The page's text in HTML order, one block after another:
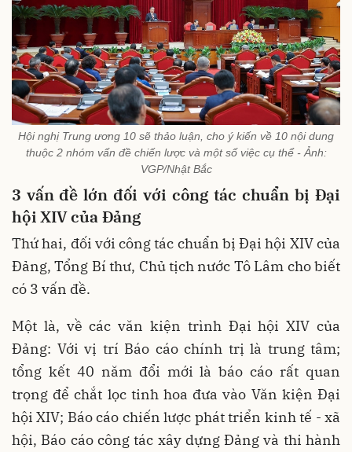
Hội nghị Trung ương 10 sẽ thảo luận, cho ý kiến về 10 nội dung
thuộc 2 nhóm vấn đề chiến lược và một số việc cụ thể - Ảnh:
VGP/Nhật Bắc
3 vấn đề lớn đối với công tác chuẩn bị Đại
hội XIV của Đảng
Thứ hai, đối với công tác chuẩn bị Đại hội XIV của
Đảng, Tổng Bí thư, Chủ tịch nước Tô Lâm cho biết
có 3 vấn đề.
Một là, về các văn kiện trình Đại hội XIV của
Đảng: Với vị trí Báo cáo chính trị là trung tâm;
tổng kết 40 năm đổi mới là báo cáo rất quan
trọng để chắt lọc tinh hoa đưa vào Văn kiện Đại
hội XIV; Báo cáo chiến lược phát triển kinh tế - xã
hội, Báo cáo công tác xây dựng Đảng và thi hành